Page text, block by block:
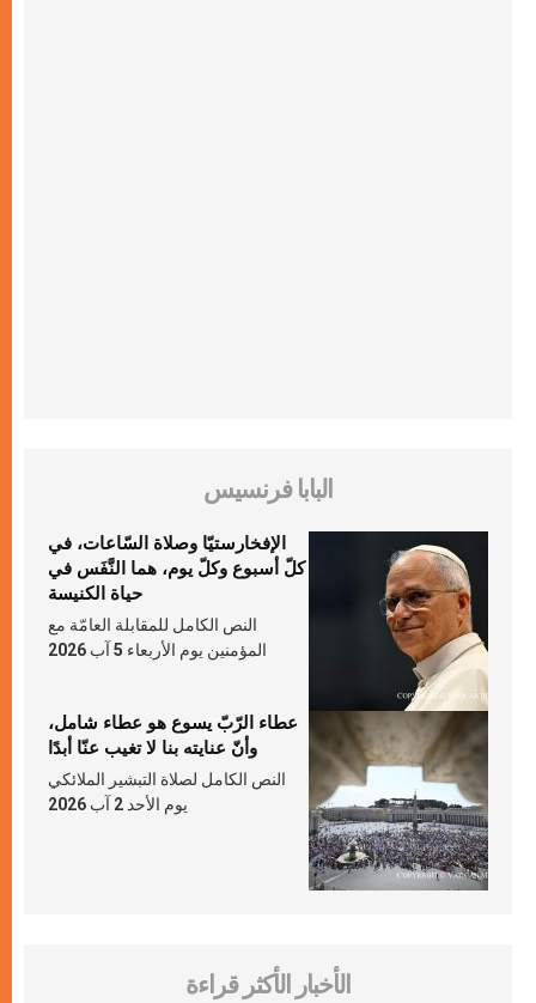
البابا فرنسيس
الإفخارستيّا وصلاة السّاعات، في
كلّ أسبوع وكلّ يوم، هما النَّفَس في
حياة الكنيسة
النص الكامل للمقابلة العامّة مع
المؤمنين يوم الأربعاء 5 آب 2026
عطاء الرّبّ يسوع هو عطاء شامل،
وأنّ عنايته بنا لا تغيب عنّا أبدًا
النص الكامل لصلاة التبشير الملائكي
يوم الأحد 2 آب 2026
الأخبار الأكثر قراءة